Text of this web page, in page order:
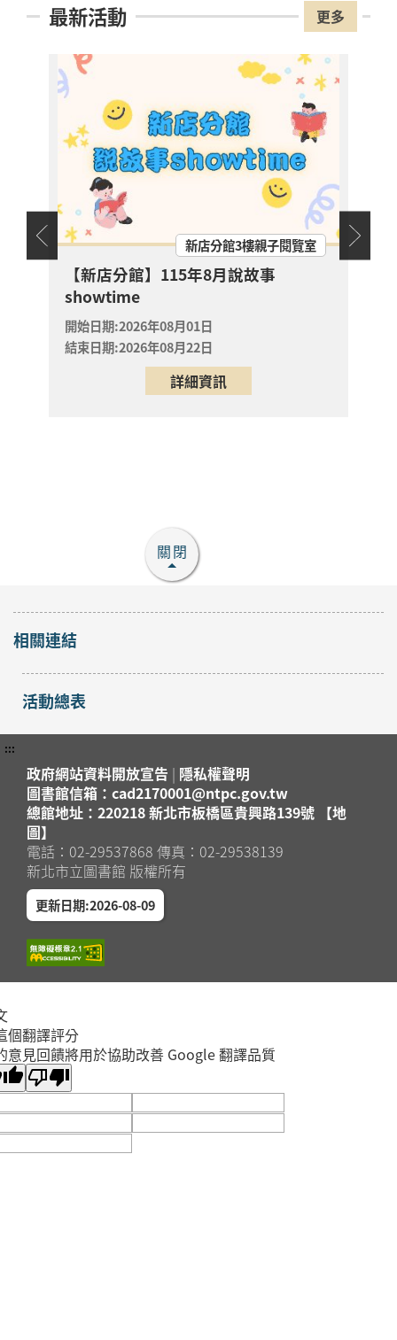
【淡水竹圍分館】下午
習班《心的故事樹—從
書頁開始的溫暖冒險--
科學實驗室裡的放電章
魚》
2026年08月29日
淡水竹圍分館
開放
報名
淡水區
【淡水竹圍分館】上午
場國小多元閱讀主題研
習班《心的故事樹—從
書頁開始的溫暖冒險--
科學實驗室裡的放電章
魚》
2026年08月29日
淡水竹圍分館
【淡水竹圍分館】上午
2026年08月29日
淡水竹圍分館
蘆洲區
「手縫熱氣球吊飾」手
開放
蘆洲區
蘆洲集賢分館4樓研習教
室
開放
蘆洲區
「防蚊液」手作課程
2026年08月15日
蘆洲集賢分館4樓研習教
室
蘆洲區
「冰皮月餅」手作課程
林口區
射－望遠鏡工作坊】
2026年08月15日
9/12用行動表達愛講
最新活動 更多
新店分館3樓親子閱覽室
【新店分館】115年8月說故事
showtime
開始日期:2026年08月01日
結束日期:2026年08月22日
詳細資訊
結束
關閉
相關連結
活動總表
:::
政府網站資料開放宣告 | 隱私權聲明
圖書館信箱：cad2170001@ntpc.gov.tw
總館地址：220218 新北市板橋區貴興路139號 【地
圖】
電話：02-29537868 傳真：02-29538139
新北市立圖書館 版權所有
更新日期:2026-08-09
個翻譯評分
意見回饋將用於協助改善 Google 翻譯品質